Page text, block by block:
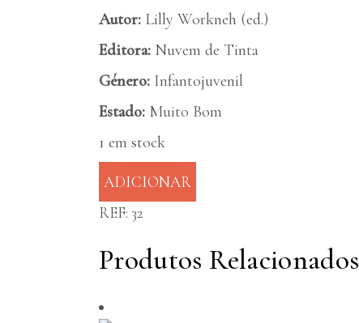
Autor: Lilly Workneh (ed.)
Editora: Nuvem de Tinta
Género: Infantojuvenil
Estado: Muito Bom
1 em stock
ADICIONAR
REF: 32
Produtos Relacionados